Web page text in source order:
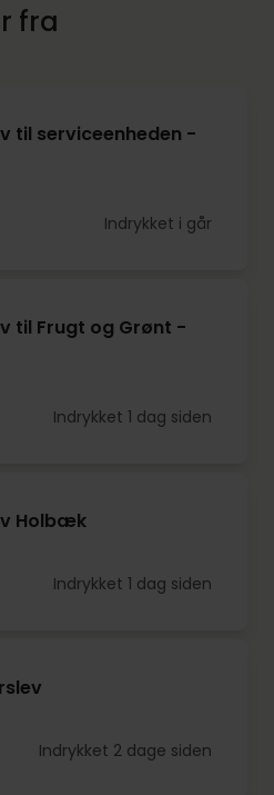
fra
til serviceenheden -
Indrykket i går
til Frugt og Grønt -
Indrykket 1 dag siden
Holbæk
Indrykket 1 dag siden
Indrykket 2 dage siden